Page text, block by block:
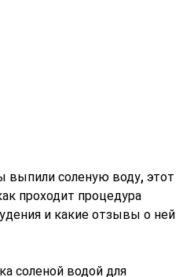
проходит процедура
и какие отзывы о ней
соленой водой для